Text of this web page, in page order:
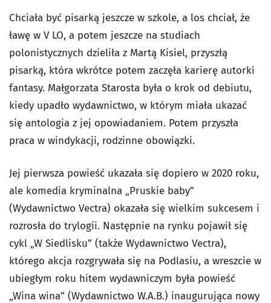
Chciała być pisarką jeszcze w szkole, a los chciał, że
ławę w V LO, a potem jeszcze na studiach
polonistycznych dzieliła z Martą Kisiel, przyszłą
pisarką, która wkrótce potem zaczęła karierę autorki
fantasy. Małgorzata Starosta była o krok od debiutu,
kiedy upadło wydawnictwo, w którym miała ukazać
się antologia z jej opowiadaniem. Potem przyszła
praca w windykacji, rodzinne obowiązki.
Jej pierwsza powieść ukazała się dopiero w 2020 roku,
ale komedia kryminalna „Pruskie baby”
(Wydawnictwo Vectra) okazała się wielkim sukcesem i
rozrosła do trylogii. Następnie na rynku pojawił się
cykl „W Siedlisku” (także Wydawnictwo Vectra),
którego akcja rozgrywała się na Podlasiu, a wreszcie w
ubiegłym roku hitem wydawniczym była powieść
„Wina wina” (Wydawnictwo W.A.B.) inaugurująca nowy